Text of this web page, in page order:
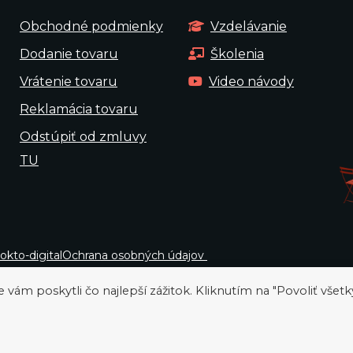
Obchodné podmienky
Dodanie tovaru
Vrátenie tovaru
Reklamácia tovaru
Odstúpiť od zmluvy
TU
Vzdelávanie
Školenia
Video návody
okto-digitalOchrana osobných údajov
poskytli čo najlepší zážitok. Kliknutím na "Povoliť